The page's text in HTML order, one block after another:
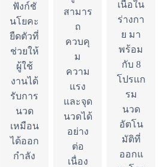
ฟังก์ชั
นโยคะ
ยืดตัวที่
ช่วยให้
ผู้ใช้
งานได้
รับการ
นวด
เหมือน
ได้ออก
กำลัง
สามาร
ถ
ควบคุ
ม
ความ
แรง
และจุด
นวดได้
อย่าง
ต่อ
เนื่อง
เนื้อใน
ร่างกา
ย มา
พร้อม
กับ 8
โปรแก
รม
นวด
อัตโน
มัติที่
ออกแ